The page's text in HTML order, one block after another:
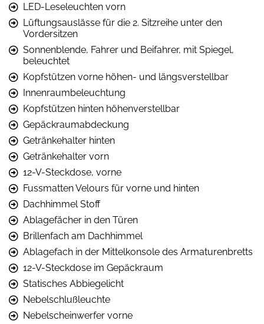
LED-Leseleuchten vorn
Lüftungsauslässe für die 2. Sitzreihe unter den
Vordersitzen
Sonnenblende, Fahrer und Beifahrer, mit Spiegel,
beleuchtet
Kopfstützen vorne höhen- und längsverstellbar
Innenraumbeleuchtung
Kopfstützen hinten höhenverstellbar
Gepäckraumabdeckung
Getränkehalter hinten
Getränkehalter vorn
12-V-Steckdose, vorne
Fussmatten Velours für vorne und hinten
Dachhimmel Stoff
Ablagefächer in den Türen
Brillenfach am Dachhimmel
Ablagefach in der Mittelkonsole des Armaturenbretts
12-V-Steckdose im Gepäckraum
Statisches Abbiegelicht
Nebelschlußleuchte
Nebelscheinwerfer vorne